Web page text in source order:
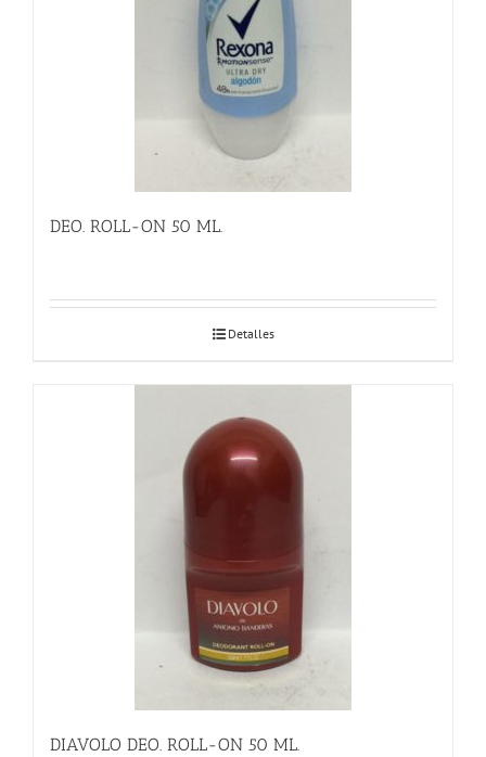
DEO. ROLL-ON 50 ML.
Detalles
DIAVOLO DEO. ROLL-ON 50 ML.